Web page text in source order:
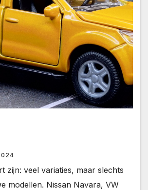
zijn: veel variaties, maar slechts
modellen. Nissan Navara, VW